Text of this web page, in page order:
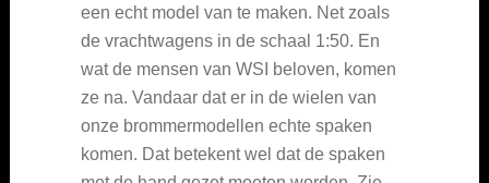
een echt model van te maken. Net zoals
de vrachtwagens in de schaal 1:50. En
wat de mensen van WSI beloven, komen
ze na. Vandaar dat er in de wielen van
onze brommermodellen echte spaken
komen. Dat betekent wel dat de spaken